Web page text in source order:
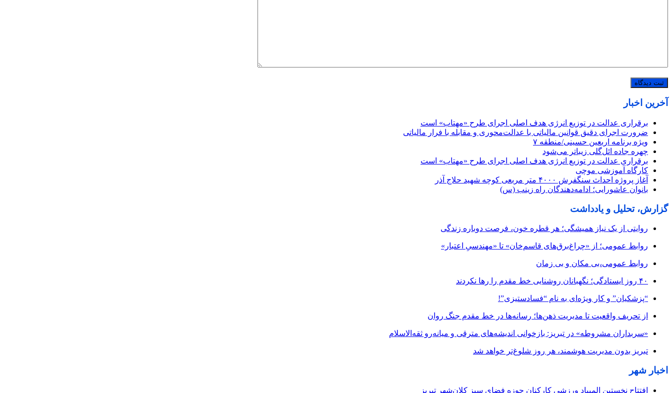
آخرین اخبار
برقراری عدالت در توزیع انرژی هدف اصلی اجرای طرح «مهتاب» است
ضرورت اجرای دقیق قوانین مالیاتی با عدالت‌محوری و مقابله با فرار مالیاتی
ویژه برنامه اربعین حسینی/منطقه ۷
چهره جاده ائل‌گلی زیباتر می‌شود
برقراری عدالت در توزیع انرژی هدف اصلی اجرای طرح «مهتاب» است
کارگاه آموزشی موچی
آغاز پروژه احداث سنگفرش ۴۰۰۰ متر مربعی کوچه شهید حلاج آذر
بانوان عاشورایی؛ ادامه‌دهندگان راه زینب (س)
گزارش، تحلیل و یادداشت
روایتی از یک نیاز همیشگی؛ هر قطره خون، فرصت دوباره زندگی
روابط عمومی؛ از «چراغ‌برق‌های قاسم‌خان» تا «مهندسیِ اعتبار»
روابط عمومی،بی مکان و بی زمان
۴۰ روز ایستادگی؛ نگهبانان روشنایی خط مقدم را رها نکردند
“پزشکیان” و کار ویژه‌ای به نام “فسادستیزی”!
از تحریف واقعیت تا مدیریت ذهن‌ها؛ رسانه‌ها در خط مقدم جنگ روان
«سربداران مشروطه» در تبریز: بازخوانی اندیشه‌های مترقی و میانه‌رو ثقه‌الاسلام
تبریز بدون مدیریت هوشمند، هر روز شلوغ‌تر خواهد شد
اخبار شهر
افتتاح نخستین المپیاد ورزشی کارکنان حوزه فضای سبز کلان‌شهر تبریز